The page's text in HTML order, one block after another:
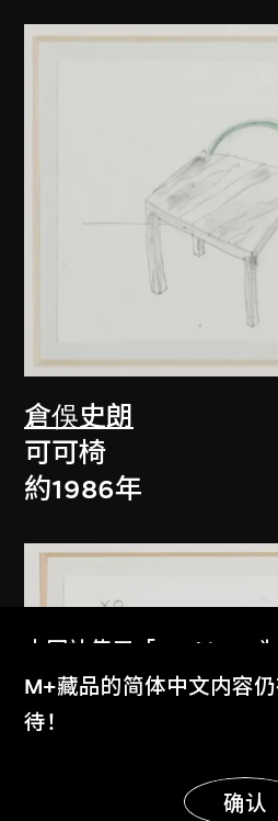
倉俁史朗
可可椅
約1986年
本网站使用「Cookies」
体验。
了解更多
明白
M+藏品的简体中文内容
待！
确认
显示更